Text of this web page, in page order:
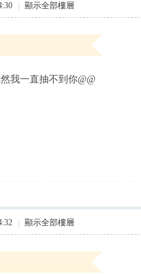
顯示全部樓層
我一直抽不到你@@
顯示全部樓層